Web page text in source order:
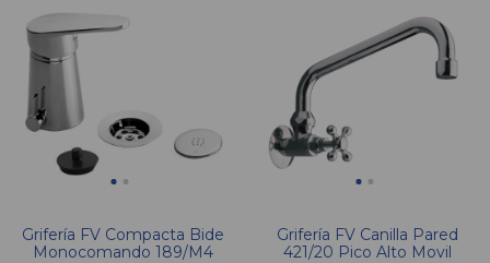
Grifería FV Compacta Bide
Monocomando 189/M4
Grifería FV Canilla Pared
421/20 Pico Alto Movil